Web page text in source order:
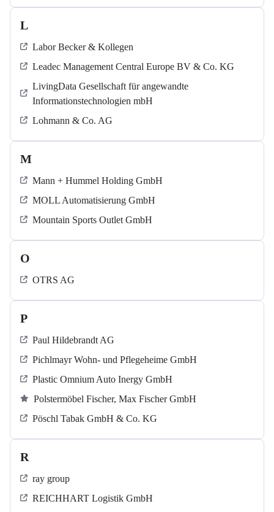
L
Labor Becker & Kollegen
Leadec Management Central Europe BV & Co. KG
LivingData Gesellschaft für angewandte
Informationstechnologien mbH
Lohmann & Co. AG
M
Mann + Hummel Holding GmbH
MOLL Automatisierung GmbH
Mountain Sports Outlet GmbH
O
OTRS AG
P
Paul Hildebrandt AG
Pichlmayr Wohn- und Pflegeheime GmbH
Plastic Omnium Auto Inergy GmbH
Polstermöbel Fischer, Max Fischer GmbH
Pöschl Tabak GmbH & Co. KG
R
ray group
REICHHART Logistik GmbH